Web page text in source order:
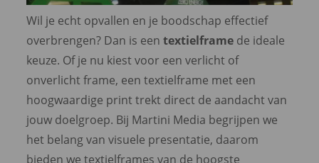
Wil je echt opvallen en je boodschap effectief
overbrengen? Dan is eentextielframe de ideale
keuze. Of je nu kiest voor een verlicht of
onverlicht frame, een textielframe met een
hoogwaardige print trekt direct de aandacht van
jouw doelgroep. Bij Martini Media begrijpen we
het belang van visuele presentatie, daarom
bieden we textielframes van de hoogste